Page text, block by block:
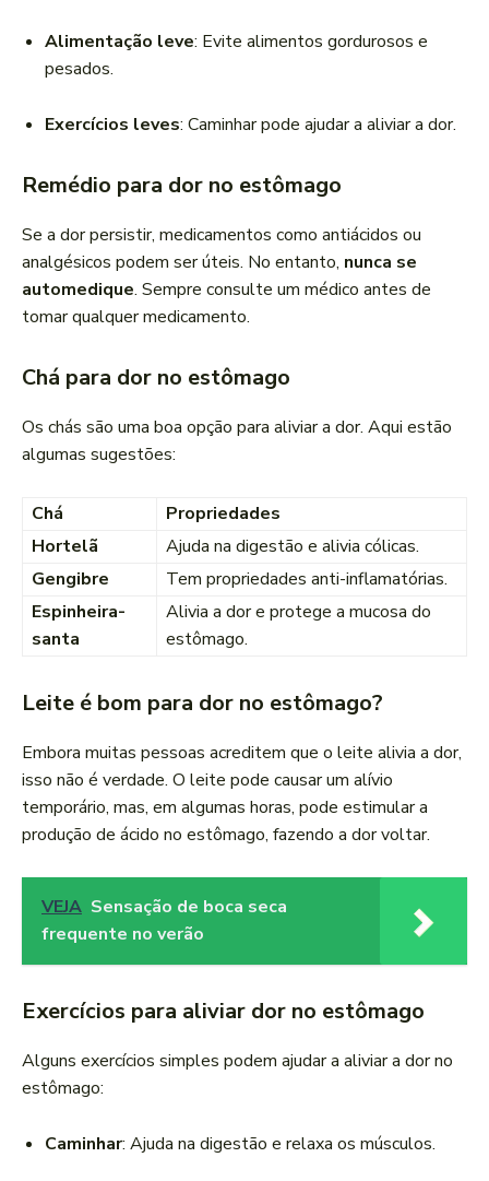
Alimentação leve: Evite alimentos gordurosos e
pesados.
Exercícios leves: Caminhar pode ajudar a aliviar a dor.
Remédio para dor no estômago
Se a dor persistir, medicamentos como antiácidos ou
analgésicos podem ser úteis. No entanto, nunca se
automedique. Sempre consulte um médico antes de
tomar qualquer medicamento.
Chá para dor no estômago
Os chás são uma boa opção para aliviar a dor. Aqui estão
algumas sugestões:
Chá
Propriedades
Hortelã
Ajuda na digestão e alivia cólicas.
Gengibre
Tem propriedades anti-inflamatórias.
Espinheira-
santa
Alivia a dor e protege a mucosa do
estômago.
Leite é bom para dor no estômago?
Embora muitas pessoas acreditem que o leite alivia a dor,
isso não é verdade. O leite pode causar um alívio
temporário, mas, em algumas horas, pode estimular a
produção de ácido no estômago, fazendo a dor voltar.
VEJA Sensação de boca seca
frequente no verão
Exercícios para aliviar dor no estômago
Alguns exercícios simples podem ajudar a aliviar a dor no
estômago:
Caminhar: Ajuda na digestão e relaxa os músculos.